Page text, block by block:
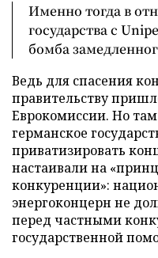
Именно тогда в
государства с
бомба
Ведь для спасения
правительству
Еврокомиссии. Но
германское
приватизировать
настаивали на
конкуренции»:
энергоконцерн не
перед частными
государственной